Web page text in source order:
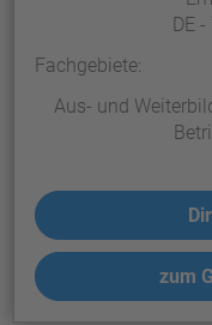
DE
Fachgebiete:
Aus- und
zum